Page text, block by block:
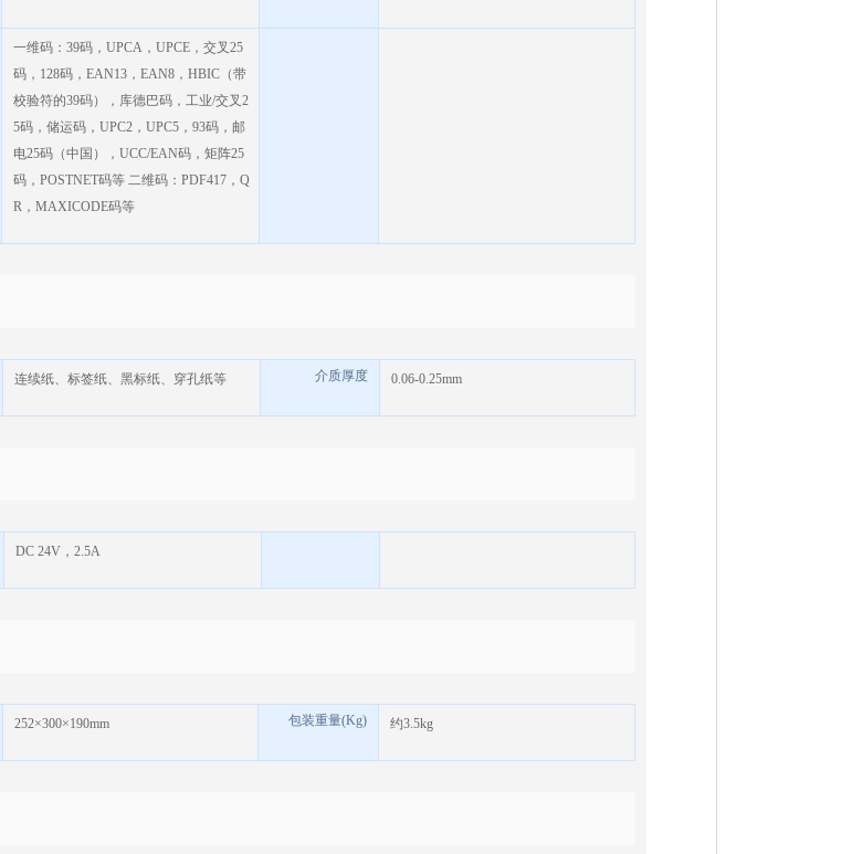
一维码： 39码， UPCA ， UPCE ，交叉 25
码， 128码， EAN13 ， EAN8 ， HBIC （带
校验符的39码），库德巴码，工业/交叉 2
5码，储运码， UPC2 ， UPC5 ， 93码，邮
电25码（中国）， UCC/EAN码，矩阵25
码， POSTNET码等 二维码： PDF417 ， Q
R ， MAXICODE码等
连续纸、标签纸、黑标纸、穿孔纸等 介质厚度 0.06-0.25mm
DC 24V ， 2.5A
252×300×190mm 包装重量(Kg) 约3.5kg